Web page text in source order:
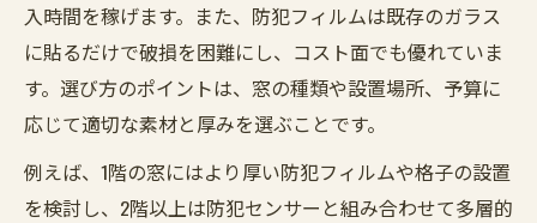
入時間を稼げます。また、防犯フィルムは既存のガラス
に貼るだけで破損を困難にし、コスト面でも優れていま
す。選び方のポイントは、窓の種類や設置場所、予算に
応じて適切な素材と厚みを選ぶことです。
例えば、1階の窓にはより厚い防犯フィルムや格子の設置
を検討し、2階以上は防犯センサーと組み合わせて多層的